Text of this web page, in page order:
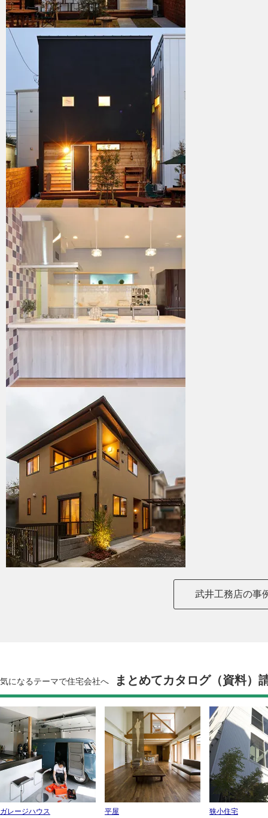
武井工務店の事
気になるテーマで住宅会社へ まとめてカタログ（資料）
ガレージハウス 平屋 狭小住宅